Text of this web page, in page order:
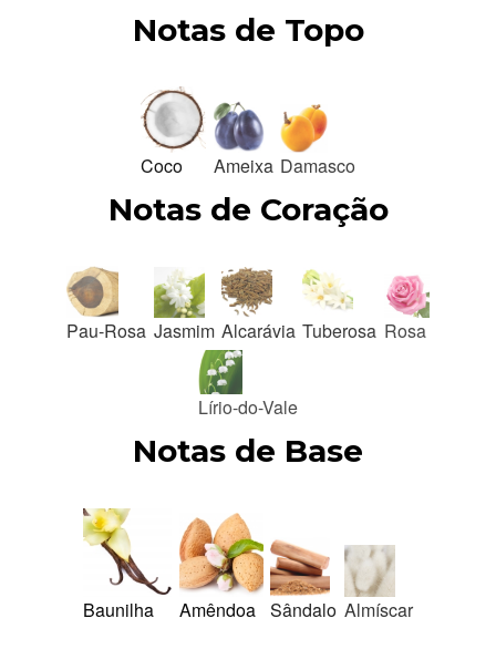
Notas de Topo
Coco Ameixa Damasco
Notas de Coração
Pau-Rosa Jasmim Alcarávia Tuberosa Rosa
Lírio-do-Vale
Notas de Base
Baunilha Amêndoa Sândalo Almíscar